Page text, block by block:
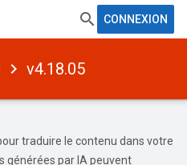
CONNEXION
v4.18.05
traduire le contenu dans votre
générées par IA peuvent